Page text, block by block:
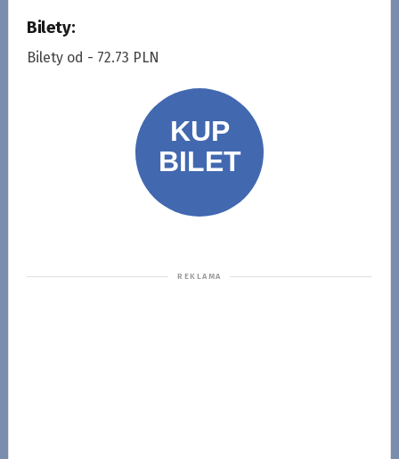
Bilety:
Bilety od - 72.73 PLN